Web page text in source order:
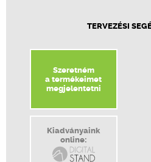
TERVEZÉSI
Szeretném
a termékeimet
megjelentetni
Kiadványaink
online: